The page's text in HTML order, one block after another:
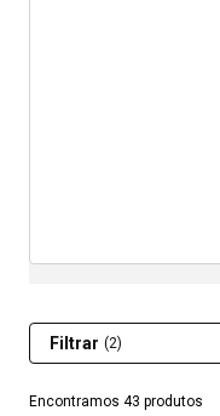
Encontramos 43 produtos
Filtrar (2)